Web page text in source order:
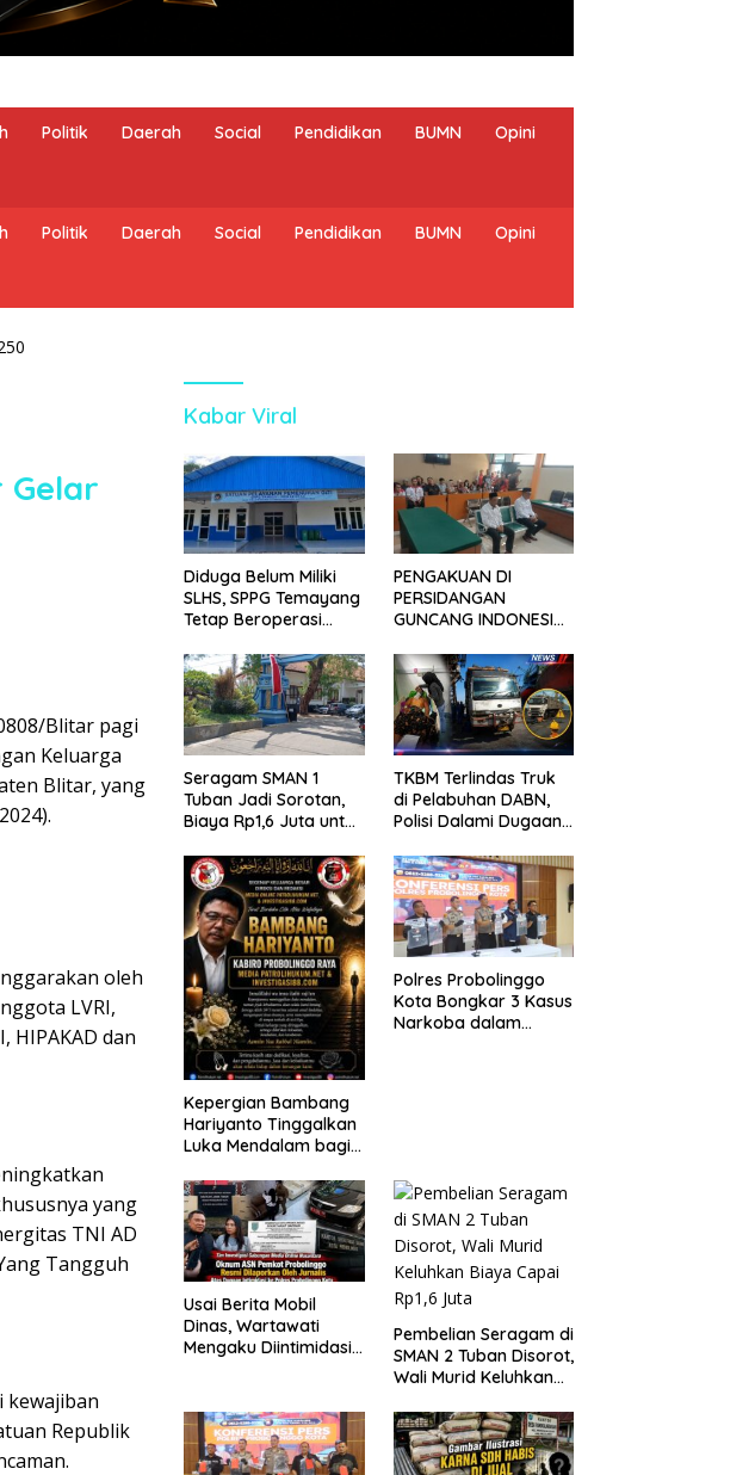
Politik Daerah Social Pendidikan BUMN Opini
Politik Daerah Social Pendidikan BUMN Opini
Blitar pagi
Keluarga
Blitar, yang
oleh
LVRI,
HIPAKAD dan
yang
TNI AD
Tangguh
kewajiban
Republik
Kabar Viral
Diduga Belum Miliki
SLHS, SPPG Temayang
Tetap Beroperasi
PENGAKUAN DI
PERSIDANGAN
GUNCANG INDONESIA!
DITUNDA, KELUARGA
KORBAN MENGAMUK
DI PN MALANG
Seragam SMAN 1
Tuban Jadi Sorotan,
Biaya Rp1,6 Juta untuk
2026
TKBM Terlindas Truk
di Pelabuhan DABN,
Polisi Dalami Dugaan
Kepergian Bambang
Hariyanto Tinggalkan
Luka Mendalam bagi
Patrolihukum.net
Polres Probolinggo
Kota Bongkar 3 Kasus
Narkoba dalam
Usai Berita Mobil
Dinas, Wartawati
Mengaku Diintimidasi
dan Tempuh Jalur
Hukum
Pembelian Seragam di
SMAN 2 Tuban Disorot,
Wali Murid Keluhkan
Juta